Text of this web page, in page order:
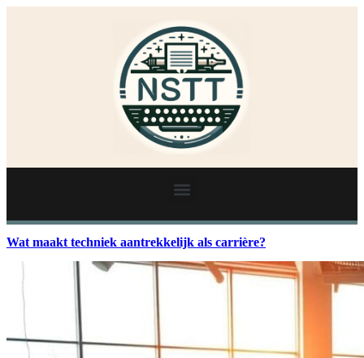
Wat maakt techniek aantrekkelijk als carrière?